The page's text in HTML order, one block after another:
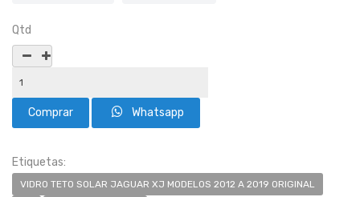
Qtd
Whatsapp
Etiquetas:
VIDRO TETO SOLAR JAGUAR XJ MODELOS 2012 A 2019 ORIGINAL